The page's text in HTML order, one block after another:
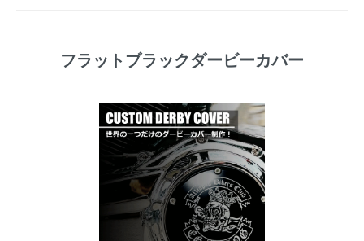
フラットブラックダービーカバー